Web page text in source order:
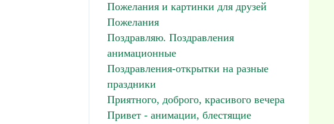
Пожелания и картинки для друзей
Пожелания
Поздравляю. Поздравления
анимационные
Поздравления-открытки на разные
праздники
Приятного, доброго, красивого вечера
Привет - анимации, блестящие